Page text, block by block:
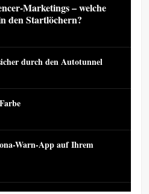
Marketings – welche
den Startlöchern?
durch den Autotunnel
Warn-App auf Ihrem